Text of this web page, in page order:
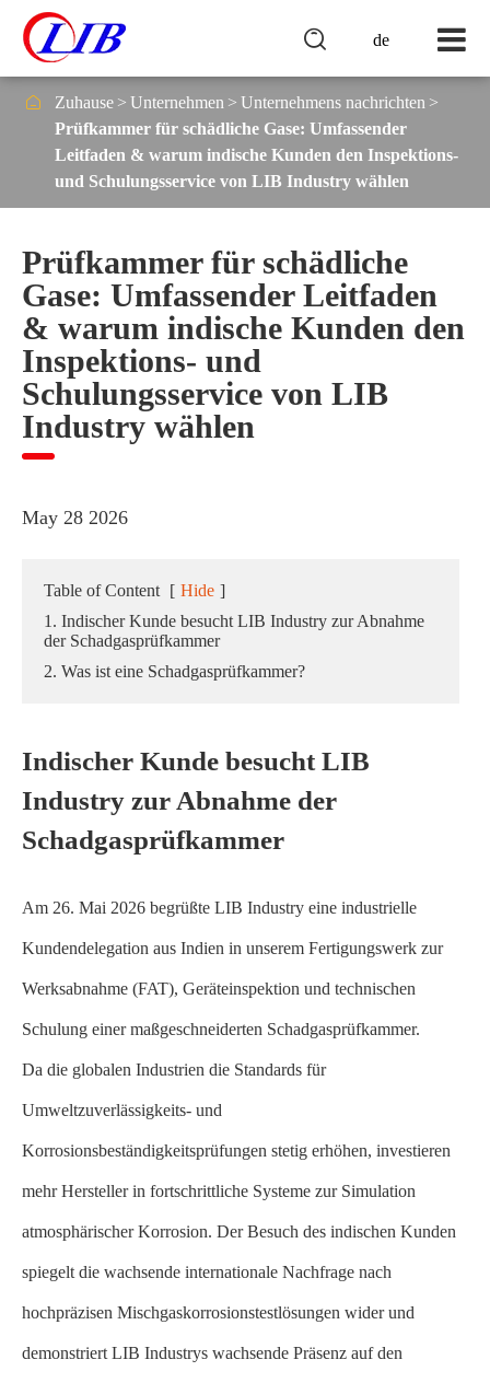
de

 Zuhause Unternehmen
Unternehmens nachrichten
Prüfkammer für schädliche Gase: Umfassender
Leitfaden & warum indische Kunden den Inspektions-
und Schulungsservice von LIB Industry wählen
Prüfkammer für schädliche
Gase: Umfassender Leitfaden
& warum indische Kunden den
Inspektions- und
Schulungsservice von LIB
Industry wählen
May 28 2026
Table of Content [ Hide ]
1. Indischer Kunde besucht LIB Industry zur Abnahme
der Schadgasprüfkammer
2. Was ist eine Schadgasprüfkammer?
Indischer Kunde besucht LIB
Industry zur Abnahme der
Schadgasprüfkammer
Am 26. Mai 2026 begrüßte LIB Industry eine industrielle
Kundendelegation aus Indien in unserem Fertigungswerk zur
Werksabnahme (FAT), Geräteinspektion und technischen
Schulung einer maßgeschneiderten Schadgasprüfkammer.
Da die globalen Industrien die Standards für
Umweltzuverlässigkeits- und
Korrosionsbeständigkeitsprüfungen stetig erhöhen, investieren
mehr Hersteller in fortschrittliche Systeme zur Simulation
atmosphärischer Korrosion. Der Besuch des indischen Kunden
spiegelt die wachsende internationale Nachfrage nach
hochpräzisen Mischgaskorrosionstestlösungen wider und
demonstriert LIB Industrys wachsende Präsenz auf den